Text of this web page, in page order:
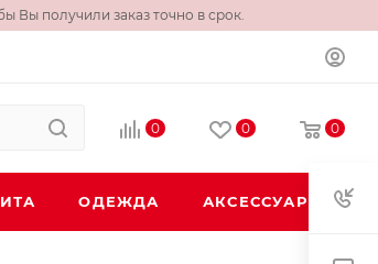
Вы получили заказ точно в срок.
0 0 0
ОДЕЖДА АКСЕССУАРЫ